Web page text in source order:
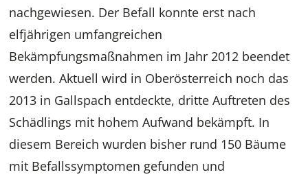
nachgewiesen. Der Befall konnte erst nach
elfjährigen umfangreichen
Bekämpfungsmaßnahmen im Jahr 2012 beendet
werden. Aktuell wird in Oberösterreich noch das
2013 in Gallspach entdeckte, dritte Auftreten des
Schädlings mit hohem Aufwand bekämpft. In
diesem Bereich wurden bisher rund 150 Bäume
mit Befallssymptomen gefunden und